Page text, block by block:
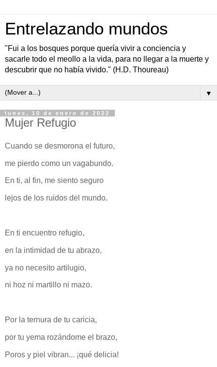
Entrelazando mundos
"Fui a los bosques porque quería vivir a conciencia y
sacarle todo el meollo a la vida, para no llegar a la muerte y
descubrir que no había vivido." (H.D. Thoureau)
▼
lunes, 10 de enero de 2022
Mujer Refugio
Cuando se desmorona el futuro,
me pierdo como un vagabundo.
En ti, al fin, me siento seguro
lejos de los ruidos del mundo.
En ti encuentro refugio,
en la intimidad de tu abrazo,
ya no necesito artilugio,
ni hoz ni martillo ni mazo.
Por la ternura de tu caricia,
por tu yema rozándome el brazo,
Poros y piel vibran... ¡qué delicia!